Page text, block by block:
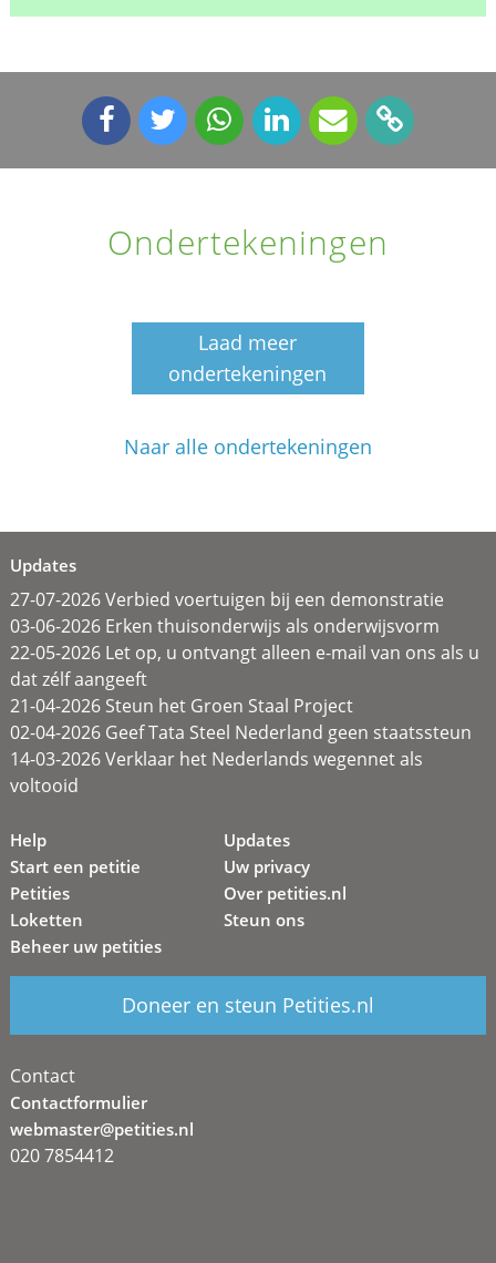
Ondertekeningen
Laad meer
ondertekeningen
Naar alle ondertekeningen
Updates
27-07-2026 Verbied voertuigen bij een demonstratie
03-06-2026 Erken thuisonderwijs als onderwijsvorm
22-05-2026 Let op, u ontvangt alleen e-mail van ons als u
dat zélf aangeeft
21-04-2026 Steun het Groen Staal Project
02-04-2026 Geef Tata Steel Nederland geen staatssteun
14-03-2026 Verklaar het Nederlands wegennet als
voltooid
Help
Start een petitie
Petities
Loketten
Beheer uw petities
Updates
Uw privacy
Over petities.nl
Steun ons
Doneer en steun Petities.nl
Contact
Contactformulier
webmaster@petities.nl
020 7854412